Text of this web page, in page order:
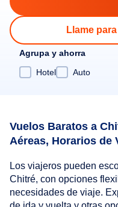
Llame
Agrupa y ahorra
Hotel
Auto
Vuelos Baratos a
Aéreas, Horarios de
Los viajeros pueden
Chitré, con opciones
necesidades de viaje.